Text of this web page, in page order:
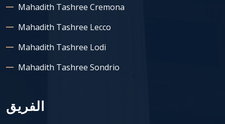
Mahadith Tashree Cremona
Mahadith Tashree Lecco
Mahadith Tashree Lodi
Mahadith Tashree Sondrio
الفريق